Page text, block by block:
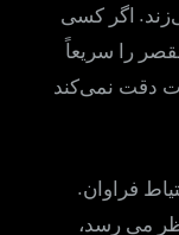
. اگر کسی
را سریعاً
دقت نمی‌کند
فراوان.
می رسد،